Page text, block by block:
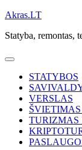
Skip
content
Akras.LT
Statyba, remontas,
STATYBOS
VERSLAS
TURIZMAS